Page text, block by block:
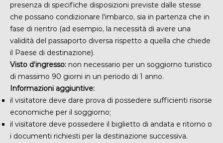
presenza di specifiche disposizioni previste dalle stesse
che possano condizionare l'imbarco, sia in partenza che in
fase di rientro (ad esempio, la necessità di avere una
validità del passaporto diversa rispetto a quella che chiede
il Paese di destinazione).
Visto d’ingresso: non necessario per un soggiorno turistico
di massimo 90 giorni in un periodo di 1 anno.
Informazioni aggiuntive:
il visitatore deve dare prova di possedere sufficienti risorse
economiche per il soggiorno;
il visitatore deve possedere il biglietto di andata e ritorno o
i documenti richiesti per la destinazione successiva.